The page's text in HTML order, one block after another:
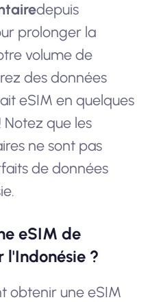
depuis
prolonger la
volume de
des données
eSIM en quelques
Notez que les
ne sont pas
de données
eSIM de
l'Indonésie ?
obtenir une eSIM